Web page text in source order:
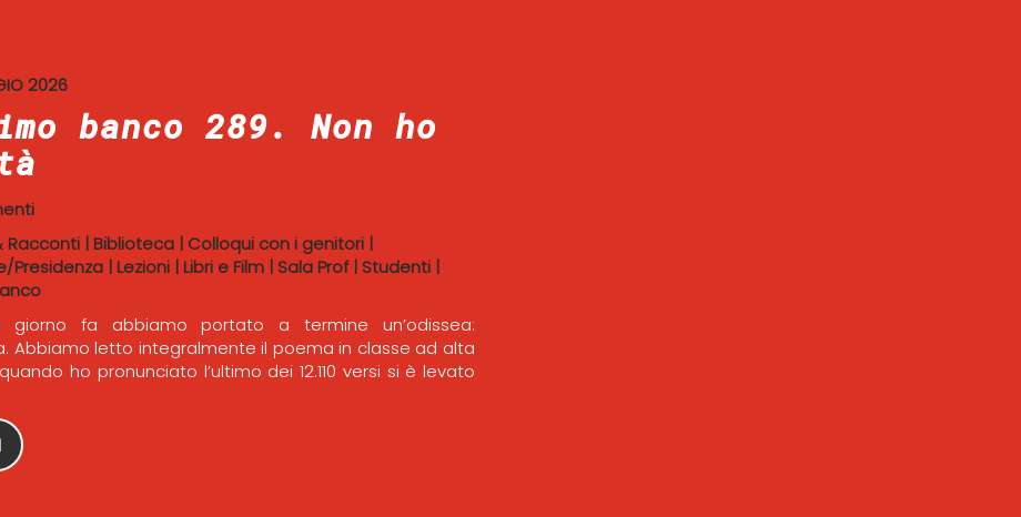
2026
banco 289. Non ho
Racconti| Biblioteca| Colloqui con i genitori|
Presidenza| Lezioni| Libri e Film| Sala Prof| Studenti|
giorno fa abbiamo portato a termine un’odissea:
Abbiamo letto integralmente il poema in classe ad alta
ho pronunciato l’ultimo dei 12.110 versi si è levato